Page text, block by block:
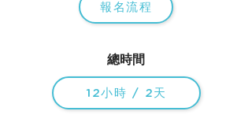
報名流程
總時間
12小時 / 2天